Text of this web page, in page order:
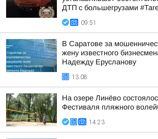
ДТП с большегрузами
09:51
В Саратове за
жену известного
Надежду Ерусланову
13:08
На озере Линёво
Фестиваля пляжного
14:23